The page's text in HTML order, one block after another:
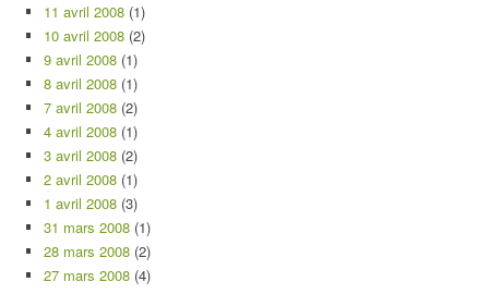
11 avril 2008 (1)
10 avril 2008 (2)
9 avril 2008 (1)
8 avril 2008 (1)
7 avril 2008 (2)
4 avril 2008 (1)
3 avril 2008 (2)
2 avril 2008 (1)
1 avril 2008 (3)
31 mars 2008 (1)
28 mars 2008 (2)
27 mars 2008 (4)